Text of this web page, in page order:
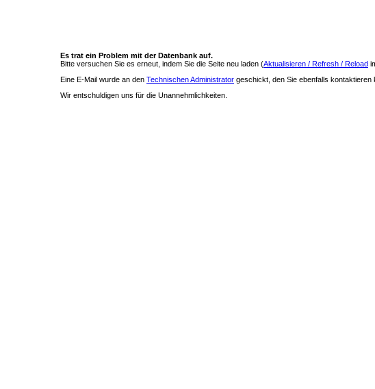
Es trat ein Problem mit der Datenbank auf.
Bitte versuchen Sie es erneut, indem Sie die Seite neu laden (Aktualisieren / Refresh / Reload
Eine E-Mail wurde an den Technischen Administrator geschickt, den Sie ebenfalls kontaktieren
Wir entschuldigen uns für die Unannehmlichkeiten.